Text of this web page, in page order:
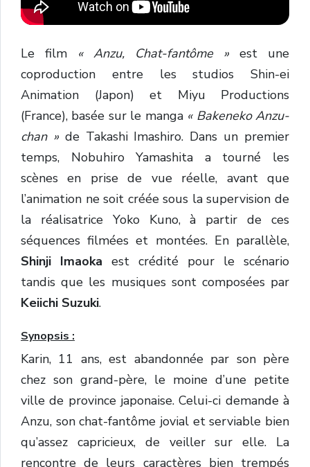
Le film « Anzu, Chat-fantôme » est une
coproduction entre les studios Shin-ei
Animation (Japon) et Miyu Productions
(France), basée sur le manga « Bakeneko Anzu-
chan » de Takashi Imashiro. Dans un premier
temps, Nobuhiro Yamashita a tourné les
scènes en prise de vue réelle, avant que
l’animation ne soit créée sous la supervision de
la réalisatrice Yoko Kuno, à partir de ces
séquences filmées et montées. En parallèle,
Shinji Imaoka est crédité pour le scénario
tandis que les musiques sont composées par
Keiichi Suzuki.
Synopsis :
Karin, 11 ans, est abandonnée par son père
chez son grand-père, le moine d’une petite
ville de province japonaise. Celui-ci demande à
Anzu, son chat-fantôme jovial et serviable bien
qu’assez capricieux, de veiller sur elle. La
rencontre de leurs caractères bien trempés